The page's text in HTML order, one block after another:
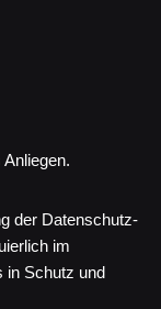
der Datenschutz-
im
in Schutz und